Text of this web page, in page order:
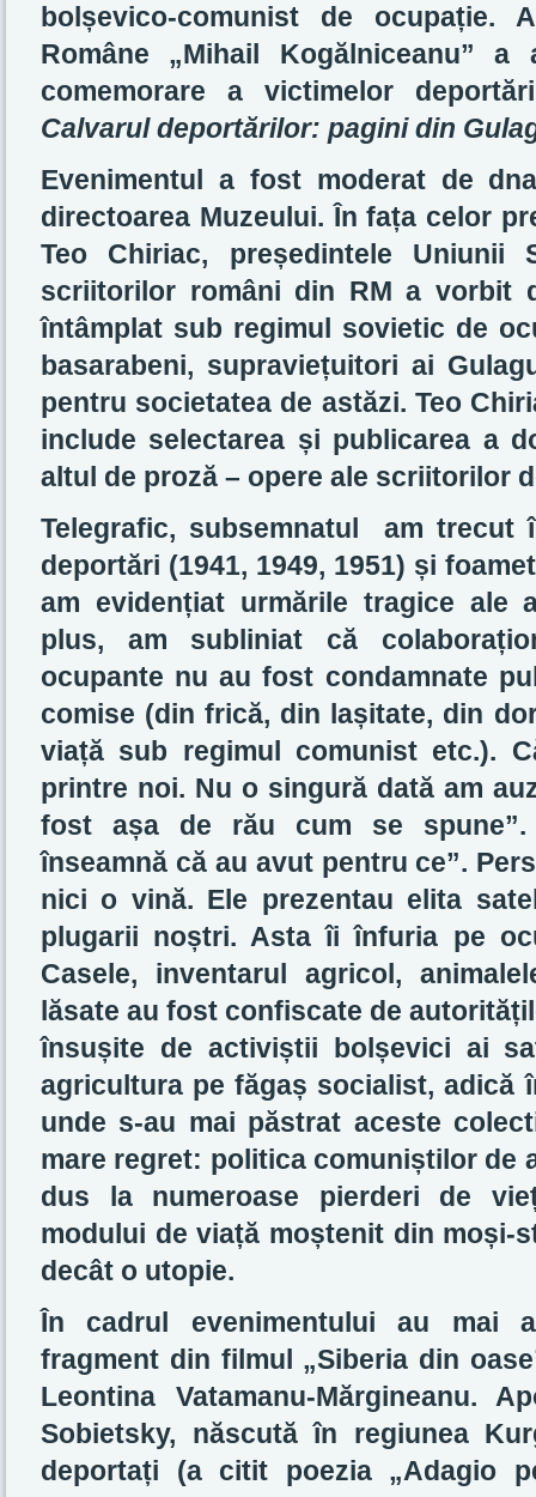
bolșevico-comunist de ocupație.
Române „Mihail Kogălniceanu”
comemorare a victimelor
Calvarul deportărilor: pagini din
Evenimentul a fost moderat de
directoarea Muzeului. În fața celor
Teo Chiriac, președintele Uniunii
scriitorilor români din RM a vorbit
întâmplat sub regimul sovietic de
basarabeni, supraviețuitori ai
pentru societatea de astăzi. Teo
include selectarea și publicarea a
altul de proză – opere ale scriitorilor
Telegrafic, subsemnatul am trecut
deportări (1941, 1949, 1951) și
am evidențiat urmările tragice ale
plus, am subliniat că
ocupante nu au fost condamnate
comise (din frică, din lașitate, din
viață sub regimul comunist etc.).
printre noi. Nu o singură dată am
fost așa de rău cum se spune”.
înseamnă că au avut pentru ce”.
nici o vină. Ele prezentau elita
plugarii noștri. Asta îi înfuria pe
Casele, inventarul agricol,
lăsate au fost confiscate de
însușite de activiștii bolșevici ai
agricultura pe făgaș socialist, adică
unde s-au mai păstrat aceste
mare regret: politica comuniștilor de
dus la numeroase pierderi de
modului de viață moștenit din moși-
decât o utopie.
În cadrul evenimentului au mai
fragment din filmul „Siberia din
Leontina Vatamanu-Mărgineanu.
Sobietsky, născută în regiunea
deportați (a citit poezia „Adagio